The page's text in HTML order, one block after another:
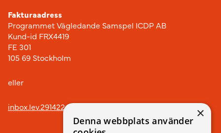
Fakturaadress
Programmet Vägledande Samspel ICDP AB
Kund-id FRX4419
FE 301
105 69 Stockholm
eller
inbox.lev.291422@arkivplats.se ×
Denna webbplats använder